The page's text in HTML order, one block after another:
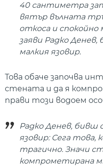
40 сантиметра
вятър вълната
откоса и спокойно
заяви Радко
малкия язовир.
Това обаче започва
стената и да я
прави този водоем
Радко Денев, бивш
язовир: Сега това,
трагично. Значи
компрометирана